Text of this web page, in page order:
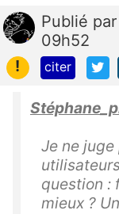
Publié par
09h52
!
citer
Je ne
question :
mieux ?